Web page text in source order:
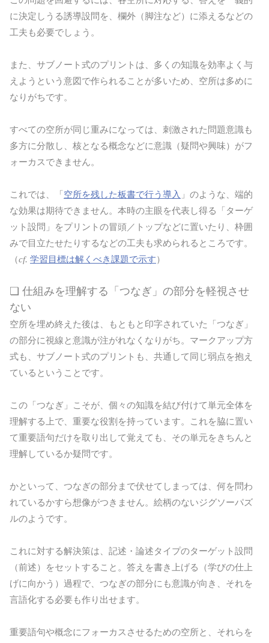
に決定しうる誘導設問を、欄外（脚注など）に添えるなどの
工夫も必要でしょう。
また、サブノート式のプリントは、多くの知識を効率よく与
えようという意図で作られることが多いため、空所は多めに
なりがちです。
すべての空所が同じ重みになっては、刺激された問題意識も
多方に分散し、核となる概念などに意識（疑問や興味）がフ
ォーカスできません。
これでは、「空所を残した板書で行う導入 」のような、端的
な効果は期待できません。本時の主眼を代表し得る「ターゲ
ット設問」をプリントの冒頭／トップなどに置いたり、枠囲
みで目立たせたりするなどの工夫も求められるところです。
（cf. 学習目標は解くべき課題で示す）
❏ 仕組みを理解する「つなぎ」の部分を軽視させ
ない
空所を埋め終えた後は、もともと印字されていた「つなぎ」
の部分に視線と意識が注がれなくなりがち。マークアップ方
式も、サブノート式のプリントも、共通して同じ弱点を抱え
ているということです。
この「つなぎ」こそが、個々の知識を結び付けて単元全体を
理解する上で、重要な役割を持っています。これを脇に置い
て重要語句だけを取り出して覚えても、その単元をきちんと
理解しているか疑問です。
かといって、つなぎの部分まで伏せてしまっては、何を問わ
れているかすら想像がつきません。絵柄のないジグソーパズ
ルのようです。
これに対する解決策は、記述・論述タイプのターゲット設問
（前述）をセットすること。答えを書き上げる（学びの仕上
げに向かう）過程で、つなぎの部分にも意識が向き、それを
言語化する必要も作り出せます。
重要語句や概念にフォーカスさせるための空所と、それらを